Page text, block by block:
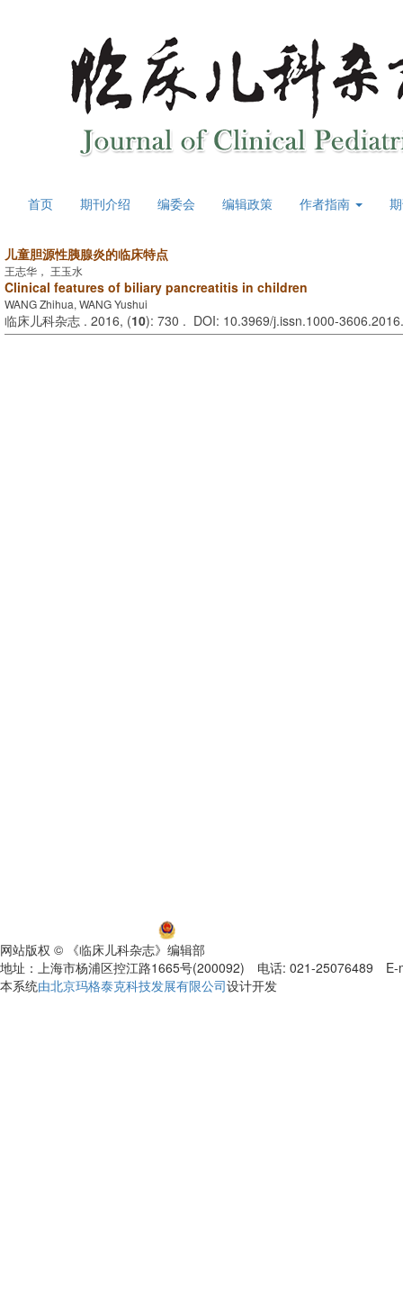
首页 期刊介绍 编委会 编辑政策 作者指南
儿童胆源性胰腺炎的临床特点
王志华， 王玉水
Clinical features of biliary pancreatitis in children
WANG Zhihua, WANG Yushui
临床儿科杂志 . 2016, (10): 730 . DOI: 10.3969/j.issn.1000-
网站版权 © 《临床儿科杂志》编辑部
地址：上海市杨浦区控江路1665号(200092) 电话: 021-25076489 E-
本系统由北京玛格泰克科技发展有限公司设计开发